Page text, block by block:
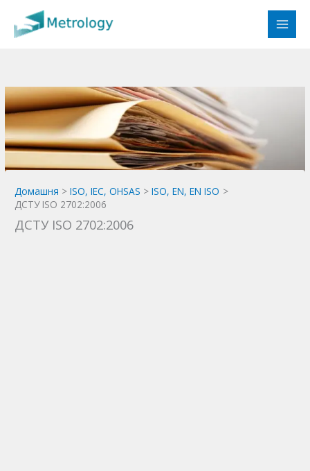
вмісту
Домашня ISO, IEC, OHSAS
ISO, EN, EN ISO
ДСТУ ISO 2702:2006
ДСТУ ISO 2702:2006